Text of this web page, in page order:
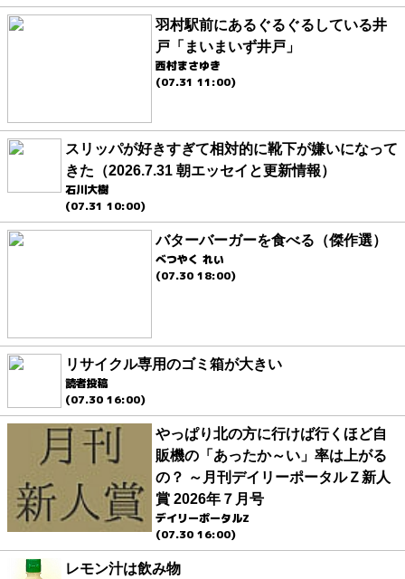
羽村駅前にあるぐるぐるしている井
戸「まいまいず井戸」
西村まさゆき
(07.31 11:00)
スリッパが好きすぎて相対的に靴下が嫌いになって
きた（2026.7.31 朝エッセイと更新情報）
石川大樹
(07.31 10:00)
バターバーガーを食べる（傑作選）
べつやく れい
(07.30 18:00)
リサイクル専用のゴミ箱が大きい
読者投稿
(07.30 16:00)
やっぱり北の方に行けば行くほど自
販機の「あったか～い」率は上がる
の？ ～月刊デイリーポータルＺ新人
賞 2026年７月号
デイリーポータルZ
(07.30 16:00)
レモン汁は飲み物